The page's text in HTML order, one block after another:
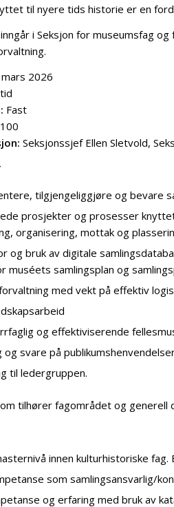
til nyere tids historie er en
inngår i Seksjon for museumsfag
2026
Fast
100
Seksjonssjef Ellen Sletvold,
tilgjengeliggjøre og bevare
prosjekter og prosesser
organisering, mottak og
og bruk av digitale
muséets samlingsplan og
med vekt på effektiv
og effektiviserende
og svare på
til ledergruppen.
tilhører fagområdet og generell
innen kulturhistoriske
som samlingsansvarlig/
og erfaring med bruk av